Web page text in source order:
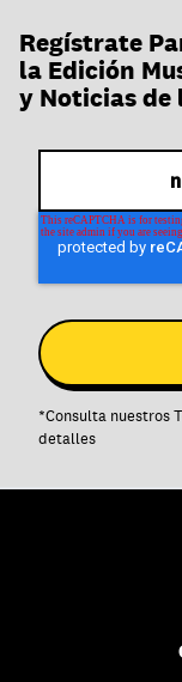
Regístrate
la Edición
y Noticias de
*Consulta nuestros
detalles